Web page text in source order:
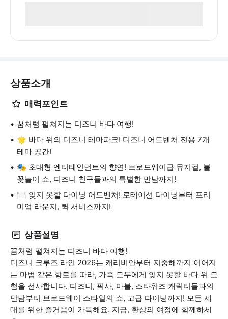
상품소개
매력포인트
꿈처럼 펼쳐지는 디즈니 바다 여행!
🌟 바다 위의 디즈니 테마파크! 디즈니 어드벤처 전용 7개
테마 공간!
🎭 초대형 엔터테인먼트의 향연! 브로드웨이급 뮤지컬, 불
꽃놀이 쇼, 디즈니 친구들과의 특별한 만남까지!
🍽️ 잊지 못할 다이닝 어드벤처! 로테이션 다이닝부터 프리
미엄 라운지, 퀵 서비스까지!
상품설명
꿈처럼 펼쳐지는 디즈니 바다 여행!
디즈니 크루즈 라인 2026는 캐리비안부터 지중해까지 이어지
는 마법 같은 항로를 따라, 가족 모두에게 잊지 못할 바다 위 모
험을 선사합니다. 디즈니, 픽사, 마블, 스타워즈 캐릭터들과의
만남부터 브로드웨이 스타일의 쇼, 고급 다이닝까지! 모든 세
대를 위한 즐거움이 가득해요. 지금, 환상의 여정에 함께하세